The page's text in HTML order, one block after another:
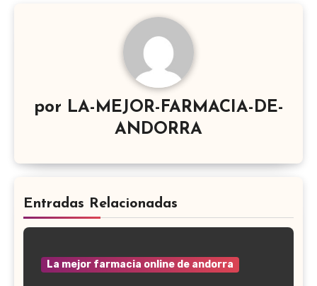
por LA-MEJOR-FARMACIA-DE-
ANDORRA
Entradas Relacionadas
La mejor farmacia online de andorra